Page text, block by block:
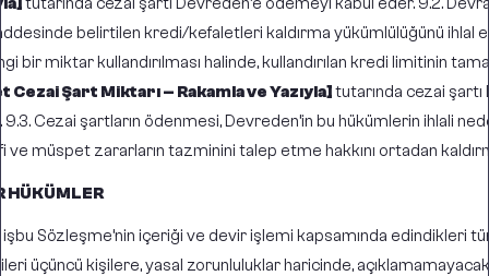
belirtilen kredi/kefaletleri kaldırma yükümlülüğünü ihlal
bir miktar kullandırılması halinde, kullandırılan kredi limitinin
Şart Miktarı – Rakamla ve Yazıyla]tutarında cezai
Cezai şartların ödenmesi, Devreden’in bu hükümlerin ihlali
müspet zararların tazminini talep etme hakkını ortadan
HÜKÜMLER
Sözleşme’nin içeriği ve devir işlemi kapsamında edindikleri
üçüncü kişilere, yasal zorunluluklar haricinde,